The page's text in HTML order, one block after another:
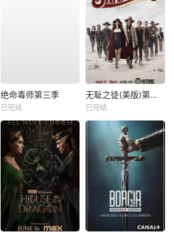
绝命毒师第三季
已完结
无耻之徒(美版)第九季
已完结